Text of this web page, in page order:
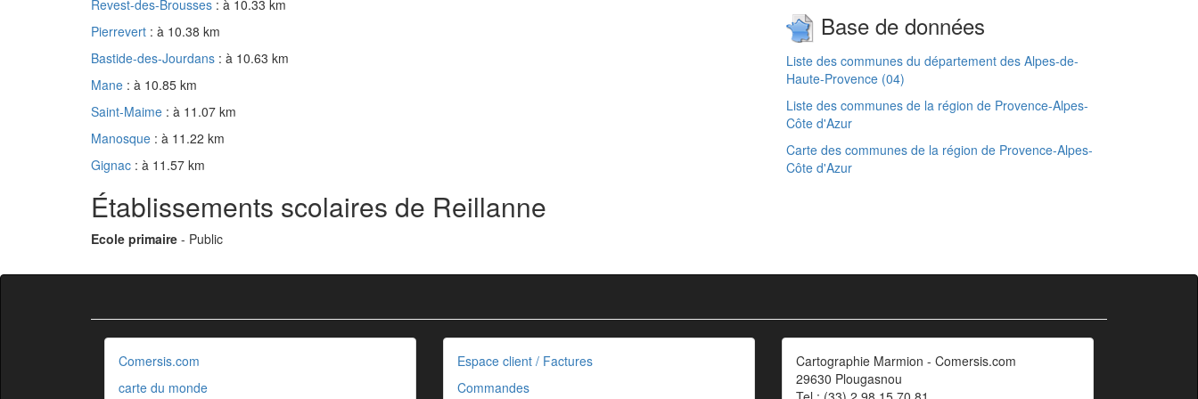
Revest-des-Brousses : à 10.33 km
Pierrevert : à 10.38 km
Bastide-des-Jourdans : à 10.63 km
Mane : à 10.85 km
Saint-Maime : à 11.07 km
Manosque : à 11.22 km
Gignac : à 11.57 km
Établissements scolaires de Reillanne
Ecole primaire - Public
Base de données
Liste des communes du département des Alpes-de-
Haute-Provence (04)
Liste des communes de la région de Provence-Alpes-
Côte d'Azur
Carte des communes de la région de Provence-Alpes-
Côte d'Azur
Comersis.com
carte du monde
Espace client / Factures
Commandes
Cartographie Marmion - Comersis.com
29630 Plougasnou